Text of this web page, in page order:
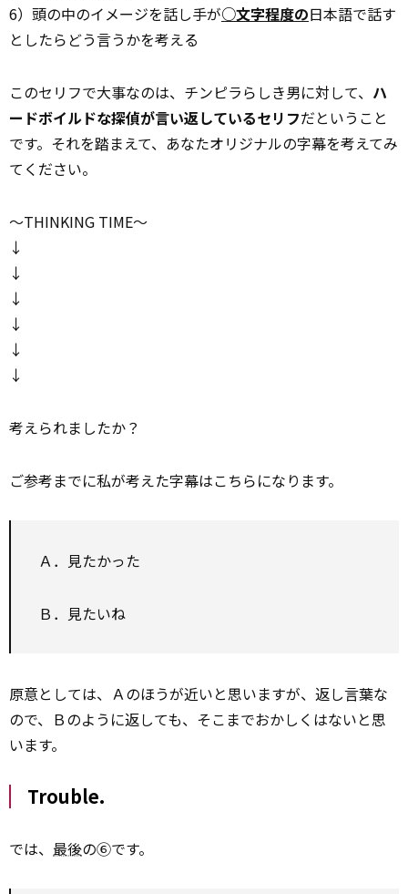
6）頭の中のイメージを話し手が○文字程度の日本語で話す
としたらどう言うかを考える
このセリフで大事なのは、チンピラらしき男に対して、 ハ
ードボイルドな探偵が言い返しているセリフだということ
です。それを踏まえて、あなたオリジナルの字幕を考えてみ
てください。
～THINKING TIME～
↓
↓
↓
↓
↓
↓
考えられましたか？
ご参考までに私が考えた字幕はこちらになります。
Ａ．見たかった
Ｂ．見たいね
原意としては、Ａのほうが近いと思いますが、返し言葉な
ので、Ｂのように返しても、そこまでおかしくはないと思
います。
Trouble.
では、 最後の⑥です。